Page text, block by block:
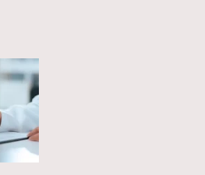
de la